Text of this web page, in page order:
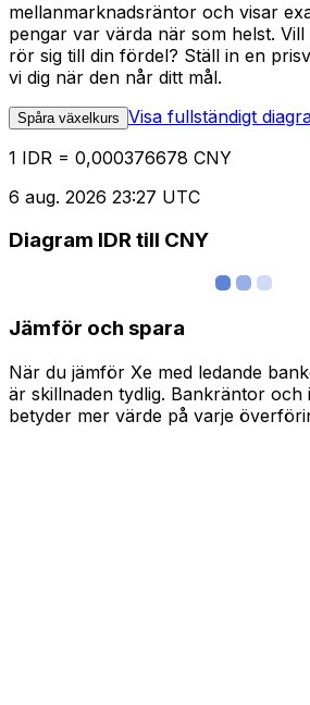
mellanmarknadsräntor och visar
pengar var värda när som helst.
rör sig till din fördel? Ställ in en
vi dig när den når ditt mål.
Spåra växelkurs Visa fullständigt
1 IDR = 0,000376678 CNY
6 aug. 2026 23:27 UTC
Diagram IDR till CNY
Jämför och spara
När du jämför Xe med ledande
är skillnaden tydlig. Bankräntor och
betyder mer värde på varje